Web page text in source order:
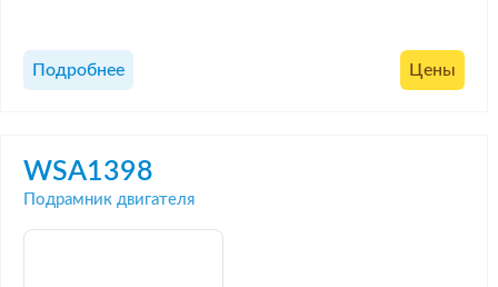
Подробнее Цены
WSA1398
Подрамник двигателя